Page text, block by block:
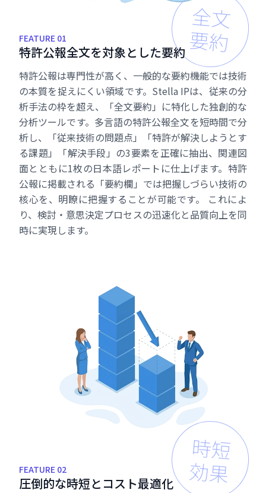
FEATURE 01
全文
要約
特許公報全文を対象と した要約
特許公報は専門性が高く、一般的な要約機能では技術
の本質を捉えにくい領域です。Stella IPは、従来の分
析手法の枠を超え、「全文要約」に特化した独創的な
分析ツールです。多言語の特許公報全文を短時間で分
析し、「従来技術の問題点」「特許が解決しようとす
る課題」「解決手段」の3要素を正確に抽出、関連図
面とともに1枚の日本語レポートに仕上げます。特許
公報に掲載される「要約欄」では把握しづらい技術の
核心を、明瞭に把握することが可能です。 これによ
り、検討・意思決定プロセスの迅速化と品質向上を同
時に実現します。
FEATURE 02
時短
効果
圧倒的な時短と コス ト最適化